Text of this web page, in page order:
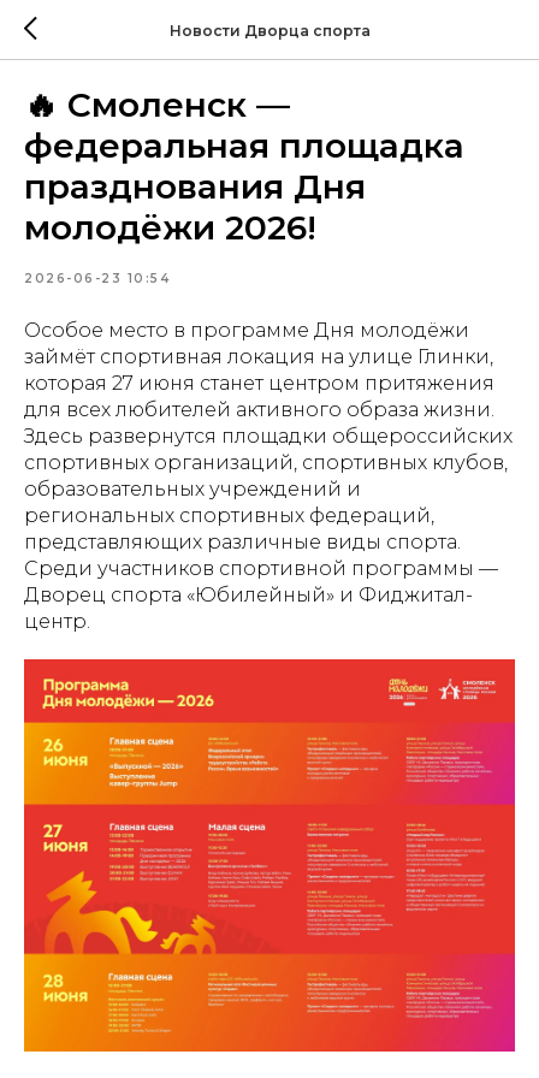
Новости Дворца спорта
🔥 Смоленск —
федеральная площадка
празднования Дня
молодёжи 2026!
2026-06-23 10:54
Особое место в программе Дня молодёжи
займёт спортивная локация на улице Глинки,
которая 27 июня станет центром притяжения
для всех любителей активного образа жизни.
Здесь развернутся площадки общероссийских
спортивных организаций, спортивных клубов,
образовательных учреждений и
региональных спортивных федераций,
представляющих различные виды спорта.
Среди участников спортивной программы —
Дворец спорта «Юбилейный» и Фиджитал-
центр.